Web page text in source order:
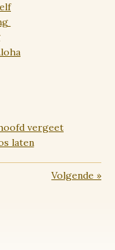
vergeet
laten
Volgende »